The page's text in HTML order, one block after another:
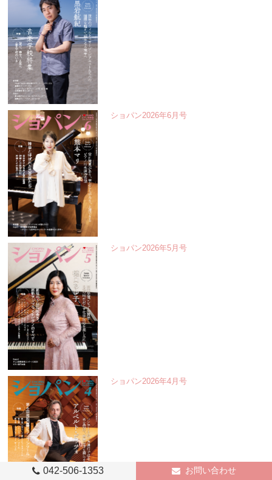
042-506-1353 お問い合わせ
ショパン2026年6月号
ショパン2026年5月号
ショパン2026年4月号